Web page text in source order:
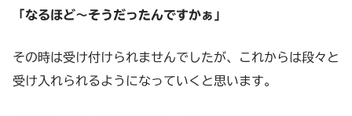
「なるほど～そうだったんですかぁ」
その時は受け付けられませんでしたが、これからは段々と
受け入れられるようになっていくと思います。